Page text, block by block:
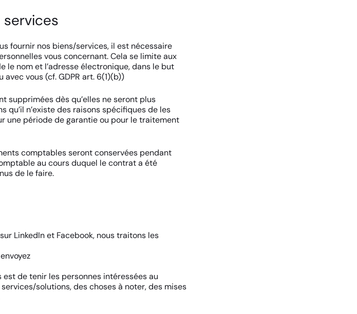
fournir nos biens/services, il est nécessaire
vous concernant. Cela se limite aux
le nom et l’adresse électronique, dans le but
vous (cf. GDPR art. 6(1)(b))
supprimées dès qu’elles ne seront plus
qu’il n’existe des raisons spécifiques de les
une période de garantie ou pour le traitement
comptables seront conservées pendant
au cours duquel le contrat a été
de le faire.
LinkedIn et Facebook, nous traitons les
de tenir les personnes intéressées au
solutions, des choses à noter, des mises